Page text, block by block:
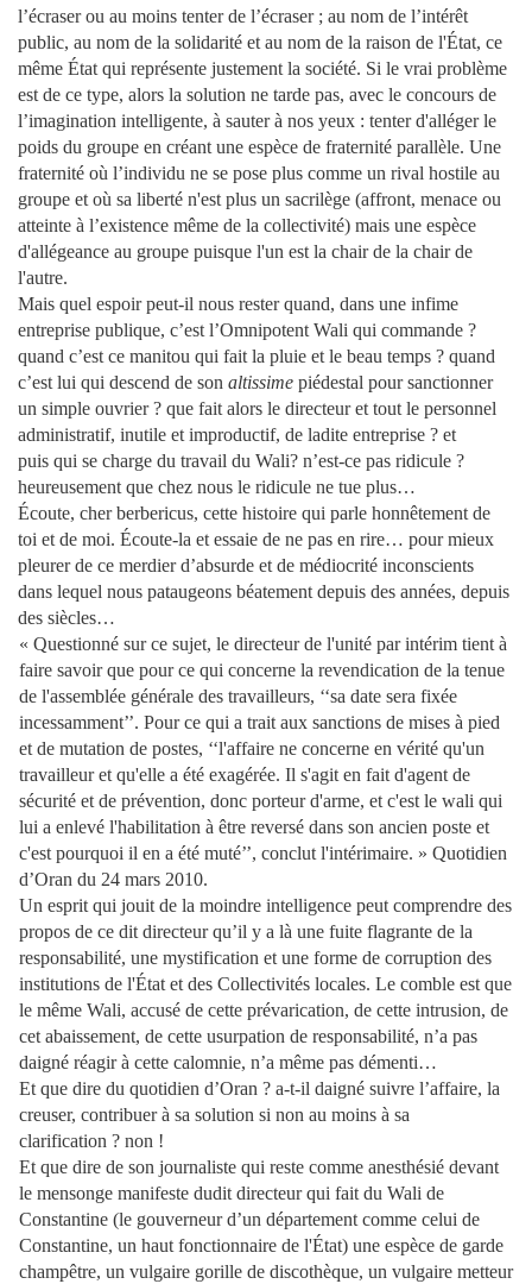
l’écraser ou au moins tenter de l’écraser ; au nom de l’intérêt
public, au nom de la solidarité et au nom de la raison de l'État, ce
même État qui représente justement la société. Si le vrai problème
est de ce type, alors la solution ne tarde pas, avec le concours de
l’imagination intelligente, à sauter à nos yeux : tenter d'alléger le
poids du groupe en créant une espèce de fraternité parallèle. Une
fraternité où l’individu ne se pose plus comme un rival hostile au
groupe et où sa liberté n'est plus un sacrilège (affront, menace ou
atteinte à l’existence même de la collectivité) mais une espèce
d'allégeance au groupe puisque l'un est la chair de la chair de
l'autre.
Mais quel espoir peut-il nous rester quand, dans une infime
entreprise publique, c’est l’Omnipotent Wali qui commande ?
quand c’est ce manitou qui fait la pluie et le beau temps ? quand
c’est lui qui descend de sonaltissime piédestal pour sanctionner
un simple ouvrier ? que fait alors le directeur et tout le personnel
administratif, inutile et improductif, de ladite entreprise ? et
puis qui se charge du travail du Wali? n’est-ce pas ridicule ?
heureusement que chez nous le ridicule ne tue plus…
Écoute, cher berbericus, cette histoire qui parle honnêtement de
toi et de moi. Écoute-la et essaie de ne pas en rire… pour mieux
pleurer de ce merdier d’absurde et de médiocrité inconscients
dans lequel nous pataugeons béatement depuis des années, depuis
des siècles…
« Questionné sur ce sujet, le directeur de l'unité par intérim tient à
faire savoir que pour ce qui concerne la revendication de la tenue
de l'assemblée générale des travailleurs, ‘‘sa date sera fixée
incessamment’’. Pour ce qui a trait aux sanctions de mises à pied
et de mutation de postes, ‘‘l'affaire ne concerne en vérité qu'un
travailleur et qu'elle a été exagérée. Il s'agit en fait d'agent de
sécurité et de prévention, donc porteur d'arme, et c'est le wali qui
lui a enlevé l'habilitation à être reversé dans son ancien poste et
c'est pourquoi il en a été muté’’, conclut l'intérimaire. » Quotidien
d’Oran du 24 mars 2010.
Un esprit qui jouit de la moindre intelligence peut comprendre des
propos de ce dit directeur qu’il y a là une fuite flagrante de la
responsabilité, une mystification et une forme de corruption des
institutions de l'État et des Collectivités locales. Le comble est que
le même Wali, accusé de cette prévarication, de cette intrusion, de
cet abaissement, de cette usurpation de responsabilité, n’a pas
daigné réagir à cette calomnie, n’a même pas démenti…
Et que dire du quotidien d’Oran ? a-t-il daigné suivre l’affaire, la
creuser, contribuer à sa solution si non au moins à sa
clarification ? non !
Et que dire de son journaliste qui reste comme anesthésié devant
le mensonge manifeste dudit directeur qui fait du Wali de
Constantine (le gouverneur d’un département comme celui de
Constantine, un haut fonctionnaire de l'État) une espèce de garde
champêtre, un vulgaire gorille de discothèque, un vulgaire metteur